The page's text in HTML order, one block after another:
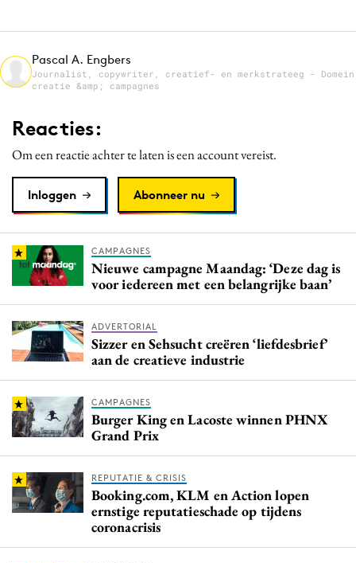
PR
Programmatic
Reputatie & crisis
Pascal A. Engbers
Journalist, copywriter, creatief- en merkstrateeg - Domein
creatie &amp; campagnes
Reacties:
Om een reactie achter te laten is een account vereist.
Inloggen Abonneer nu
CAMPAGNES
Nieuwe campagne Maandag: ‘Deze dag is
voor iedereen met een belangrijke baan’
ADVERTORIAL
Sizzer en Sehsucht creëren ‘liefdesbrief’
aan de creatieve industrie
CAMPAGNES
Burger King en Lacoste winnen PHNX
Grand Prix
REPUTATIE & CRISIS
Booking.com, KLM en Action lopen
ernstige reputatieschade op tijdens
coronacrisis